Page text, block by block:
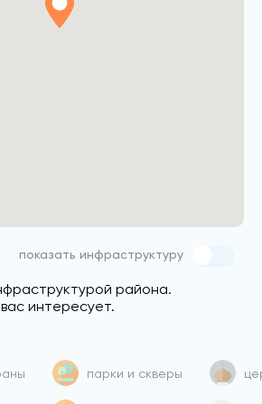
района.
интересует.
парки и скверы
показать инфраструктуру